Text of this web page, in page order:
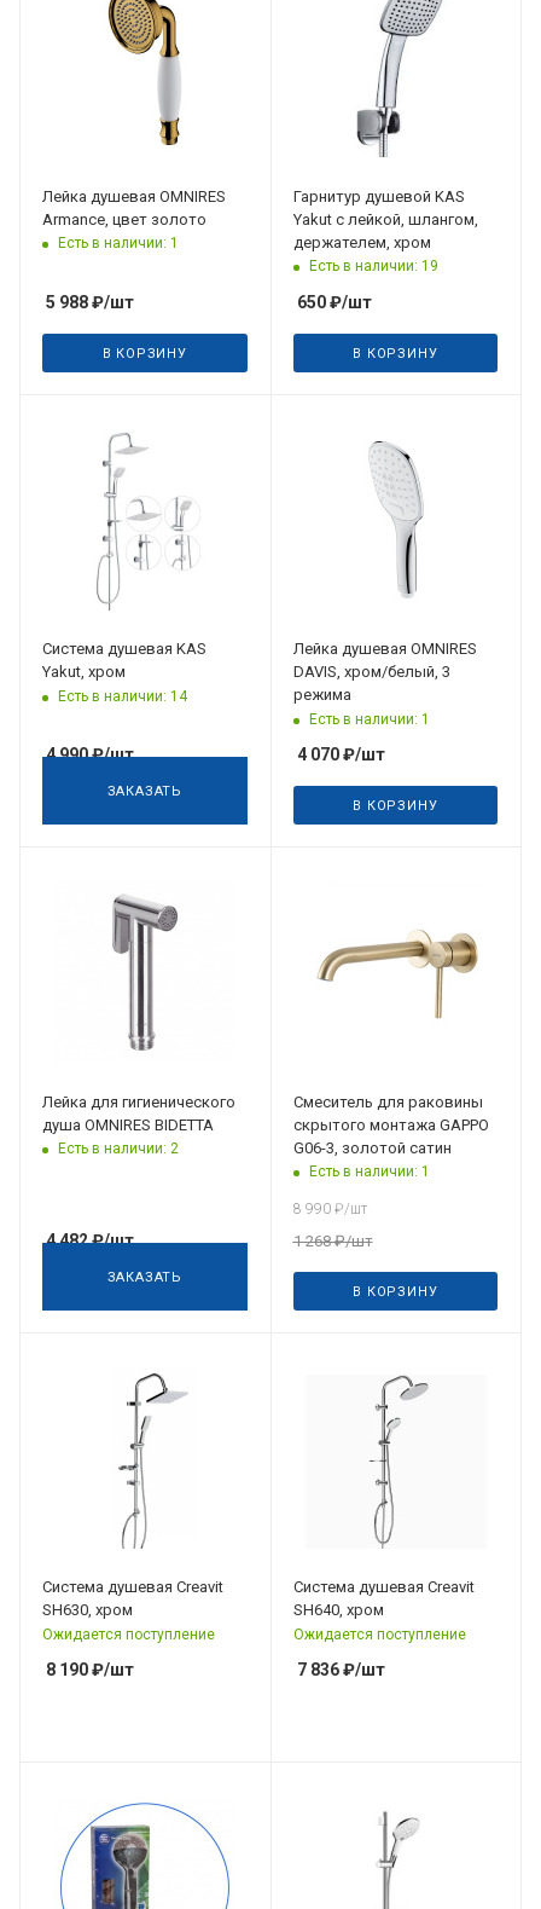
Лейка душевая OMNIRES
Armance, цвет золото
Есть в наличии: 1
5 988₽/шт
В КОРЗИНУ
Гарнитур душевой KAS
Yakut с лейкой, шлангом,
держателем, хром
Есть в наличии: 19
650₽/шт
В КОРЗИНУ
Система душевая KAS
Yakut, хром
Есть в наличии: 14
4 990₽/шт
ЗАКАЗАТЬ
Лейка душевая OMNIRES
DAVIS, хром/белый, 3
режима
Есть в наличии: 1
4 070₽/шт
В КОРЗИНУ
Лейка для гигиенического
душа OMNIRES BIDETTA
Есть в наличии: 2
4 482₽/шт
ЗАКАЗАТЬ
Смеситель для раковины
скрытого монтажа GAPPO
G06-3, золотой сатин
Есть в наличии: 1
8 990₽/шт
1 268₽/шт
В КОРЗИНУ
Система душевая Creavit
SH630, хром
Ожидается поступление
8 190₽/шт
Система душевая Creavit
SH640, хром
Ожидается поступление
7 836₽/шт